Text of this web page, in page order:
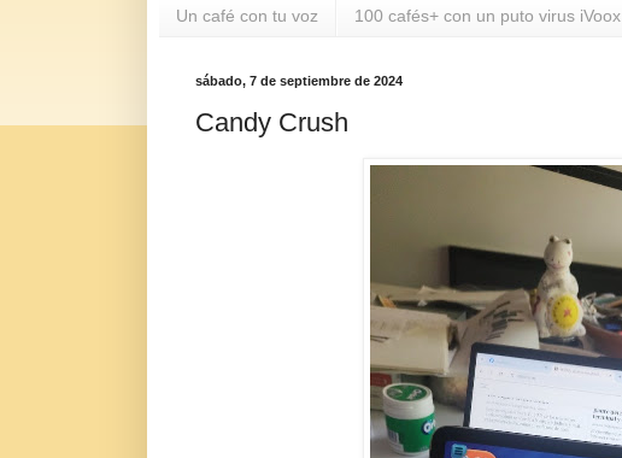
Un café con tu voz 100 cafés+ con un puto virus iVoox
sábado, 7 de septiembre de 2024
Candy Crush